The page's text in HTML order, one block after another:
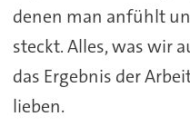
denen man anfühlt
steckt. Alles, was wir
das Ergebnis der
lieben.